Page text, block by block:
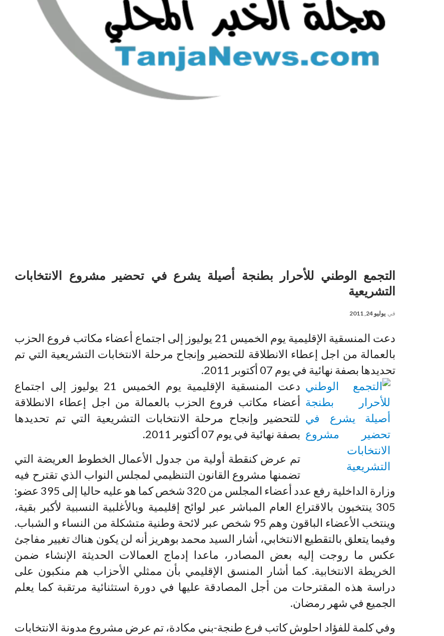
التجمع الوطني للأحرار بطنجة أصيلة يشرع في تحضير مشروع الانتخابات
التشريعية
في يوليو 24, 2011
دعت المنسقية الإقليمية يوم الخميس 21 يوليوز إلى اجتماع أعضاء مكاتب فروع الحزب
بالعمالة من اجل إعطاء الانطلاقة للتحضير وإنجاح مرحلة الانتخابات التشريعية التي تم
تحديدها بصفة نهائية في يوم 07 أكتوبر 2011.
دعت المنسقية الإقليمية يوم الخميس 21 يوليوز إلى اجتماع
أعضاء مكاتب فروع الحزب بالعمالة من اجل إعطاء الانطلاقة
للتحضير وإنجاح مرحلة الانتخابات التشريعية التي تم تحديدها
بصفة نهائية في يوم 07 أكتوبر 2011.
تم عرض كنقطة أولية من جدول الأعمال الخطوط العريضة التي
تضمنها مشروع القانون التنظيمي لمجلس النواب الذي تقترح فيه
وزارة الداخلية رفع عدد أعضاء المجلس من 320 شخص كما هو عليه حاليا إلى 395 عضو:
305 ينتخبون بالاقتراع العام المباشر عبر لوائح إقليمية وبالأغلبية النسبية لأكبر بقية،
وينتخب الأعضاء الباقون وهم 95 شخص عبر لائحة وطنية متشكلة من النساء و الشباب.
وفيما يتعلق بالتقطيع الانتخابي، أشار السيد محمد بوهريز أنه لن يكون هناك تغيير مفاجئ
عكس ما روجت إليه بعض المصادر، ماعدا إدماج العمالات الحديثة الإنشاء ضمن
الخريطة الانتخابية. كما أشار المنسق الإقليمي بأن ممثلي الأحزاب هم منكبون على
دراسة هذه المقترحات من أجل المصادقة عليها في دورة استثنائية مرتقبة كما يعلم
الجميع في شهر رمضان.
وفي كلمة للفؤاد احلوش كاتب فرع طنجة-بني مكادة، تم عرض مشروع مدونة الانتخابات